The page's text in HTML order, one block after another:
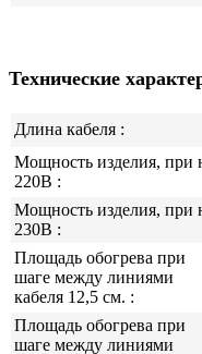
Технические
Длина кабеля :
Мощность изделия, при
220В :
Мощность изделия, при
230В :
Площадь обогрева при
шаге между линиями
кабеля 12,5 см. :
Площадь обогрева при
шаге между линиями